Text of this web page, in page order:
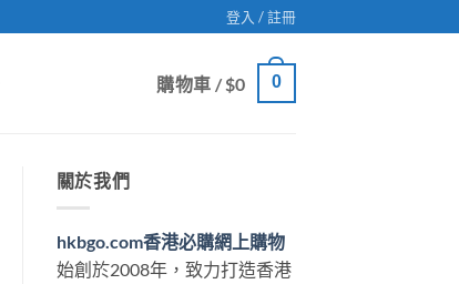
登入 / 註冊
購物車 /$0 0
關於我們
hkbgo.com香港必購網上購物
始創於2008年，致力打造香港